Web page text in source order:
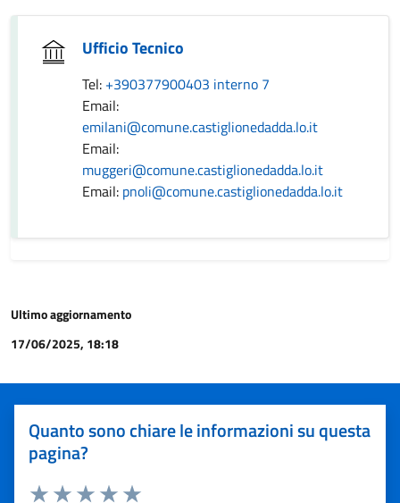
Ufficio Tecnico
Tel: +390377900403 interno 7
Email:
emilani@comune.castiglionedadda.lo.it
Email:
muggeri@comune.castiglionedadda.lo.it
Email: pnoli@comune.castiglionedadda.lo.it
Ultimo aggiornamento
17/06/2025, 18:18
Quanto sono chiare le informazioni su questa
pagina?